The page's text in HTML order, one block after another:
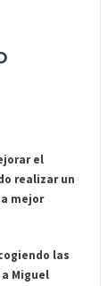
el
realizar un
mejor
las
Miguel